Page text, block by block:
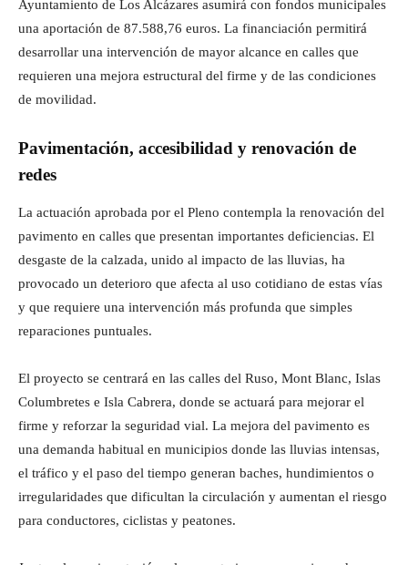
Ayuntamiento de Los Alcázares asumirá con fondos municipales
una aportación de 87.588,76 euros. La financiación permitirá
desarrollar una intervención de mayor alcance en calles que
requieren una mejora estructural del firme y de las condiciones
de movilidad.
Pavimentación, accesibilidad y renovación de
redes
La actuación aprobada por el Pleno contempla la renovación del
pavimento en calles que presentan importantes deficiencias. El
desgaste de la calzada, unido al impacto de las lluvias, ha
provocado un deterioro que afecta al uso cotidiano de estas vías
y que requiere una intervención más profunda que simples
reparaciones puntuales.
El proyecto se centrará en las calles del Ruso, Mont Blanc, Islas
Columbretes e Isla Cabrera, donde se actuará para mejorar el
firme y reforzar la seguridad vial. La mejora del pavimento es
una demanda habitual en municipios donde las lluvias intensas,
el tráfico y el paso del tiempo generan baches, hundimientos o
irregularidades que dificultan la circulación y aumentan el riesgo
para conductores, ciclistas y peatones.